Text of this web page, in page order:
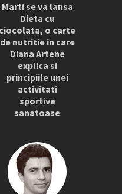
Marti se va lansa
Dieta cu
ciocolata, o carte
de nutritie in care
Diana Artene
explica si
principiile unei
activitati
sportive
sanatoase